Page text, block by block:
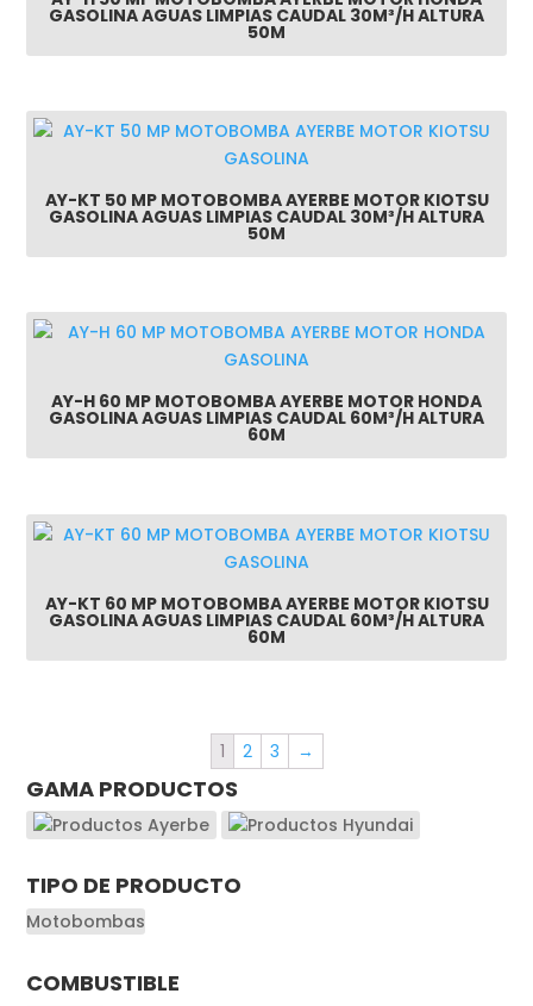
GASOLINA AGUAS LIMPIAS CAUDAL 30M³/H ALTURA
50M
AY-KT 50 MP MOTOBOMBA AYERBE MOTOR KIOTSU
GASOLINA AGUAS LIMPIAS CAUDAL 30M³/H ALTURA
50M
AY-H 60 MP MOTOBOMBA AYERBE MOTOR HONDA
GASOLINA AGUAS LIMPIAS CAUDAL 60M³/H ALTURA
60M
AY-KT 60 MP MOTOBOMBA AYERBE MOTOR KIOTSU
GASOLINA AGUAS LIMPIAS CAUDAL 60M³/H ALTURA
60M
1 2 3 →
GAMA PRODUCTOS
TIPO DE PRODUCTO
Motobombas
COMBUSTIBLE